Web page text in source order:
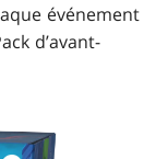
événement
d’avant-